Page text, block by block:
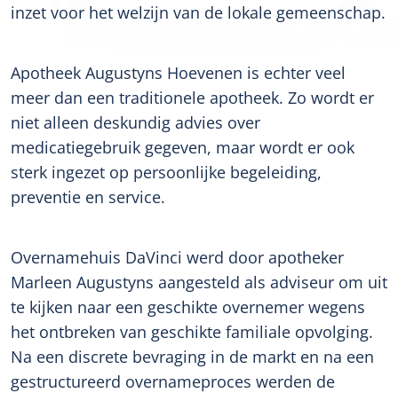
inzet voor het welzijn van de lokale gemeenschap.
Apotheek Augustyns Hoevenen is echter veel
meer dan een traditionele apotheek. Zo wordt er
niet alleen deskundig advies over
medicatiegebruik gegeven, maar wordt er ook
sterk ingezet op persoonlijke begeleiding,
preventie en service.
Overnamehuis DaVinci werd door apotheker
Marleen Augustyns aangesteld als adviseur om uit
te kijken naar een geschikte overnemer wegens
het ontbreken van geschikte familiale opvolging.
Na een discrete bevraging in de markt en na een
gestructureerd overnameproces werden de